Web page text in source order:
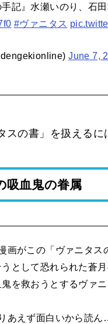
記』水瀬いのり、石
#ヴァニタス
June 7,
スの書」を扱えるに
吸血鬼の眷属
画がこの「ヴァニタス
として恐れられた蒼
を救おうとするヴァ
あえず面白いから読ん